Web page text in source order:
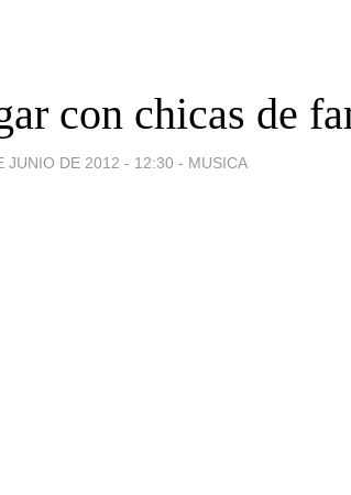
con chicas de
JUNIO DE 2012 - 12:30 - MUSICA